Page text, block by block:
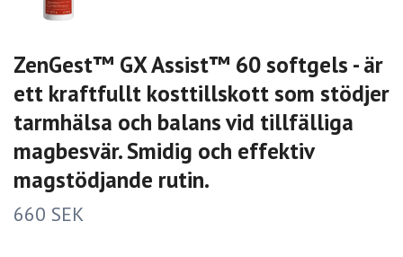
ZenGest™ GX Assist™ 60 softgels - är
ett kraftfullt kosttillskott som stödjer
tarmhälsa och balans vid tillfälliga
magbesvär. Smidig och effektiv
magstödjande rutin.
660 SEK